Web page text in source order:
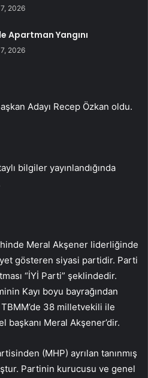
2026
Apartman Yangını
2026
Adayı Recep Özkan oldu.
bilgiler yayınlandığında
Meral Akşener liderliğinde
gösteren siyasi partidir. Parti
“İYİ Parti” şeklindedir.
Kayı boyu bayrağından
38 milletvekili ile
başkanı Meral Akşener’dir.
(MHP) ayrılan tanınmış
Partinin kurucusu ve genel